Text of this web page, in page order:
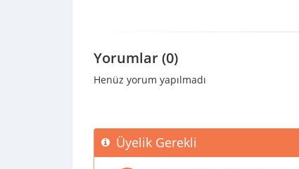
Yorumlar (0)
Henüz yorum yapılmadı
Üyelik Gerekli